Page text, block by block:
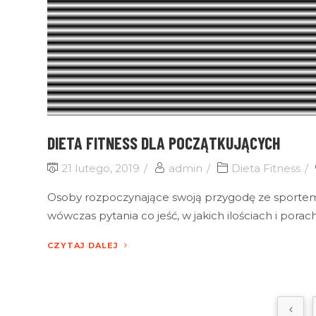
DIETA FITNESS DLA POCZĄTKUJĄCYCH
21 lutego, 2019 admin Dieta Fitness
Osoby rozpoczynające swoją przygodę ze
wówczas pytania co jeść, w jakich ilościach i
CZYTAJ DALEJ